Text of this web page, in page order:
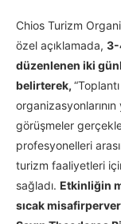
Chios Turizm
özel açıklamada, 3-
düzenlenen iki
belirterek,
görüşmeler
profesyonelleri
turizm faaliyetleri
sağladı. Etkinliğin
sıcak